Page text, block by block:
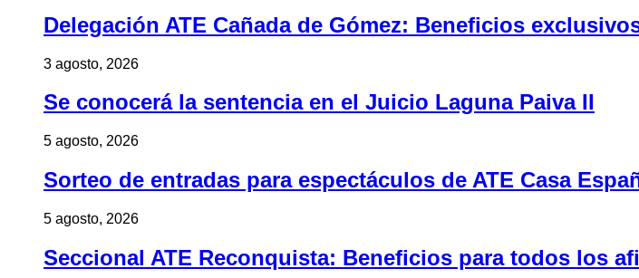
Delegación ATE Cañada de Gómez: Beneficios
3 agosto, 2026
Se conocerá la sentencia en el Juicio Laguna Paiva II
5 agosto, 2026
Sorteo de entradas para espectáculos de ATE Casa
5 agosto, 2026
Seccional ATE Reconquista: Beneficios para todos los